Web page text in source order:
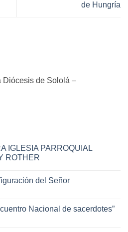
de Hungría
Diócesis de Sololá –
IGLESIA PARROQUIAL
ROTHER
del Señor
Nacional de sacerdotes”